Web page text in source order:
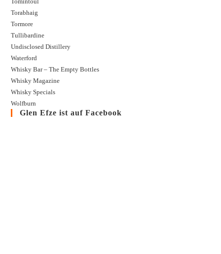
Torabhaig
Tormore
Tullibardine
Undisclosed Distillery
Waterford
Whisky Bar – The Empty Bottles
Whisky Magazine
Whisky Specials
Wolfburn
Glen Efze ist auf Facebook